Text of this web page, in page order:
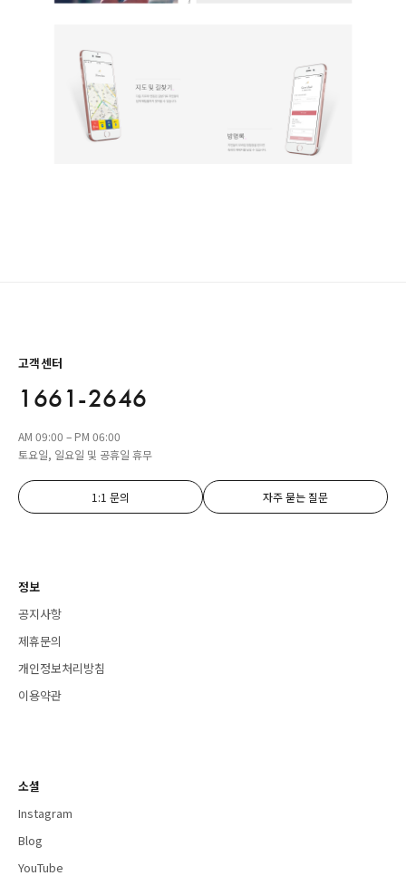
고객센터
1661-2646
AM 09:00 – PM 06:00
토요일, 일요일 및 공휴일 휴무
1:1 문의 자주 묻는 질문
정보
공지사항
제휴문의
개인정보처리방침
이용약관
소셜
Instagram
Blog
YouTube